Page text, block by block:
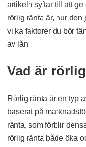
artikeln syftar till att
rörlig ränta är, hur den
vilka faktorer du bör
av lån.
Vad är
Rörlig ränta är en typ
baserat på
ränta, som förblir
rörlig ränta både öka